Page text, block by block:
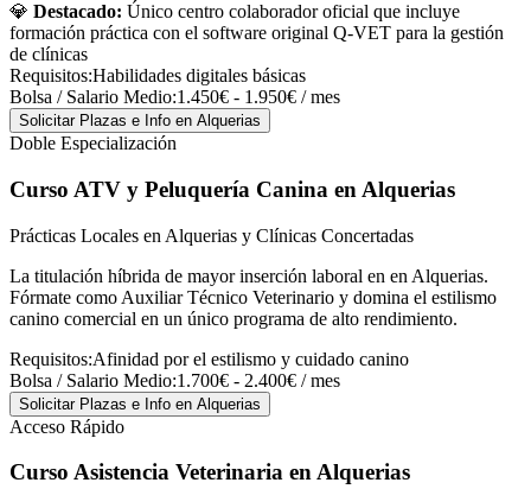
💎 Destacado: Único centro colaborador oficial que incluye
formación práctica con el software original Q-VET para la gestión
de clínicas
Requisitos:Habilidades digitales básicas
Bolsa / Salario Medio:1.450€ - 1.950€ / mes
Solicitar Plazas e Info en Alquerias
Doble Especialización
Curso ATV y Peluquería Canina en Alquerias
Prácticas Locales en Alquerias y Clínicas Concertadas
La titulación híbrida de mayor inserción laboral en en Alquerias.
Fórmate como Auxiliar Técnico Veterinario y domina el estilismo
canino comercial en un único programa de alto rendimiento.
Requisitos:Afinidad por el estilismo y cuidado canino
Bolsa / Salario Medio:1.700€ - 2.400€ / mes
Solicitar Plazas e Info en Alquerias
Acceso Rápido
Curso Asistencia Veterinaria en Alquerias